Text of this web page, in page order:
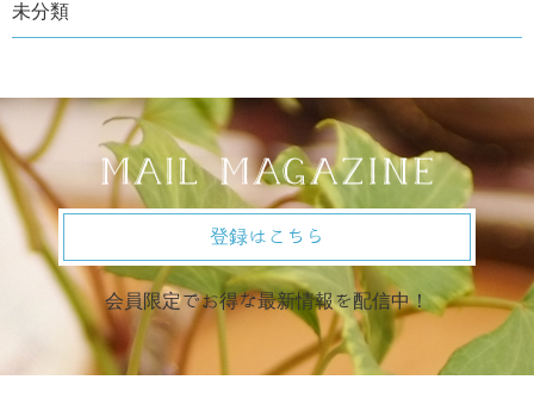
未分類
登録はこちら
会員限定でお得な最新情報を配信中！